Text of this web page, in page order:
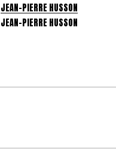
JEAN-PIERRE HUSSON
JEAN-PIERRE HUSSON